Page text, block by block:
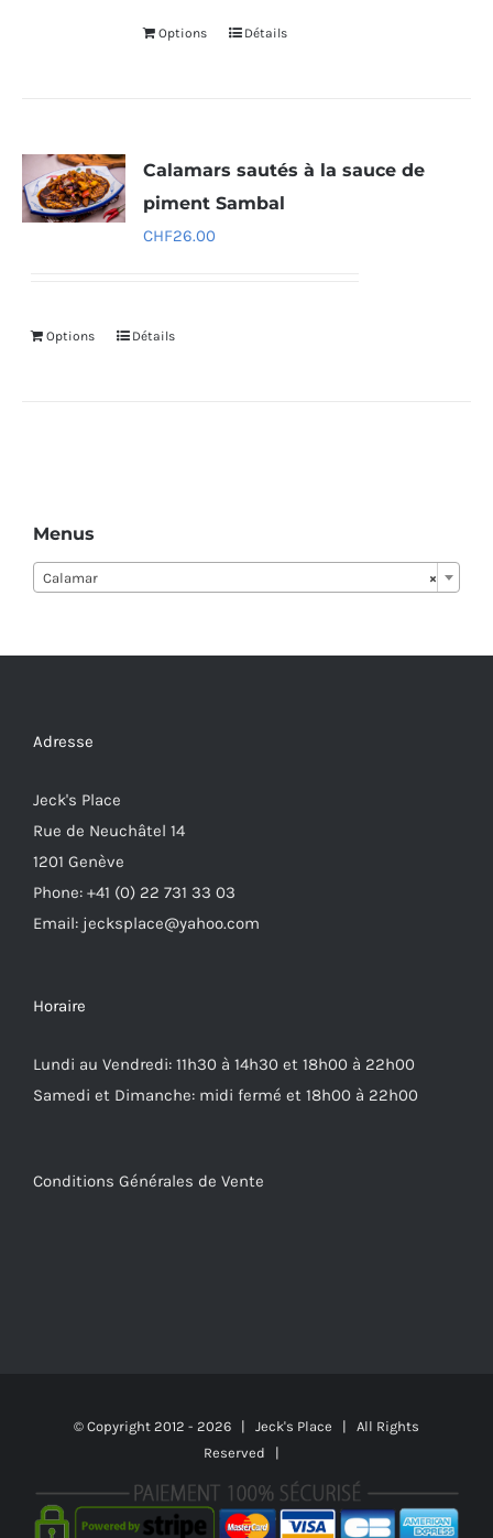
Options Détails
Calamars sautés à la sauce de
piment Sambal
CHF26.00
Options Détails
Menus
×
Calamar
Adresse
Jeck's Place
Rue de Neuchâtel 14
1201 Genève
Phone: +41 (0) 22 731 33 03
Email: jecksplace@yahoo.com
Horaire
Lundi au Vendredi: 11h30 à 14h30 et 18h00 à 22h00
Samedi et Dimanche: midi fermé et 18h00 à 22h00
Conditions Générales de Vente
© Copyright 2012 - 2026 | Jeck's Place | All Rights
Reserved |